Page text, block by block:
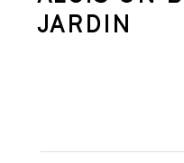
JARDIN